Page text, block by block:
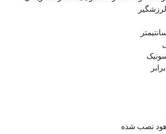
نصب شده